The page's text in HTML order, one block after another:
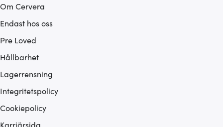
Om Cervera
Endast hos oss
Pre Loved
Hållbarhet
Lagerrensning
Integritetspolicy
Cookiepolicy
Karriärsida